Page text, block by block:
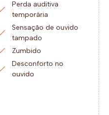
Perda auditiva
temporária
Sensação de ouvido
tampado
Zumbido
Desconforto no
ouvido